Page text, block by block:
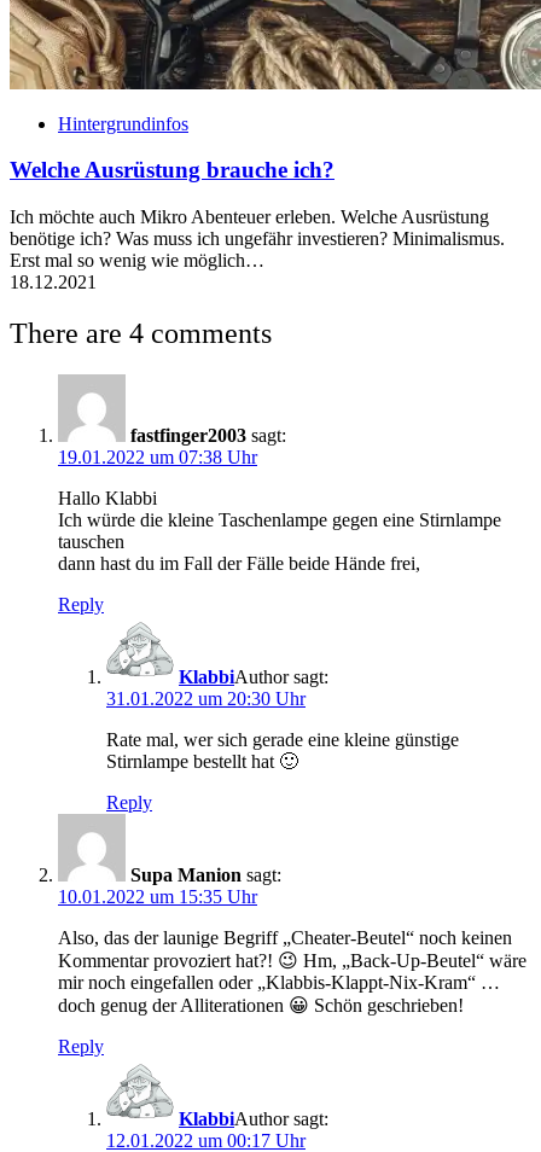
Hintergrundinfos
Welche Ausrüstung brauche ich?
Ich möchte auch Mikro Abenteuer erleben. Welche Ausrüstung
benötige ich? Was muss ich ungefähr investieren? Minimalismus.
Erst mal so wenig wie möglich…
18.12.2021
There are 4 comments
fastfinger2003 sagt:
19.01.2022 um 07:38 Uhr
Hallo Klabbi
Ich würde die kleine Taschenlampe gegen eine Stirnlampe
tauschen
dann hast du im Fall der Fälle beide Hände frei,
Reply
Klabbi
sagt:
31.01.2022 um 20:30 Uhr
Rate mal, wer sich gerade eine kleine günstige
Stirnlampe bestellt hat 🙂
Reply
Supa Manion sagt:
10.01.2022 um 15:35 Uhr
Also, das der launige Begriff „Cheater-Beutel“ noch keinen
Kommentar provoziert hat?! 😉 Hm, „Back-Up-Beutel“ wäre
mir noch eingefallen oder „Klabbis-Klappt-Nix-Kram“ …
doch genug der Alliterationen 😀 Schön geschrieben!
Reply
Klabbi
sagt:
12.01.2022 um 00:17 Uhr